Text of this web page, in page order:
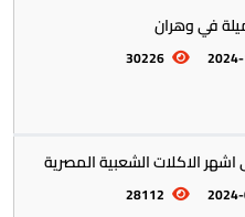
في وهران
30226
الاكلات الشعبية المصرية
28112